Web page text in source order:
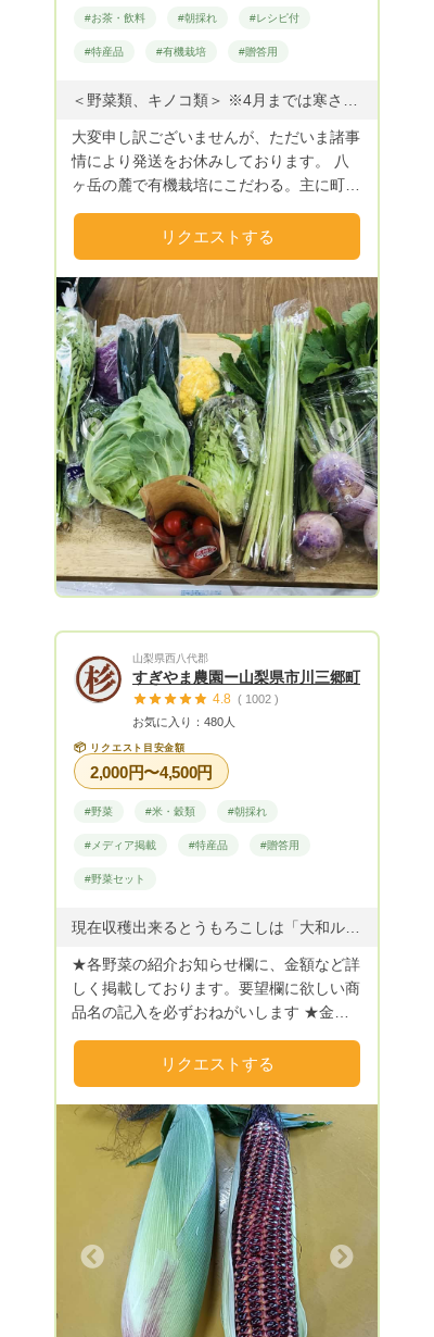
込めて、農園名を決めました。 私の野菜
て、美味しく食べて頂けますように。。。
開しています★ yui.papurikaで検索して
ね！
#お茶・飲料 #朝採れ #レシピ付
#特産品 #有機栽培 #贈答用
大変申し訳ございませんが、ただいま諸事
情により発送をお休みしております。 八
ヶ岳の麓で有機栽培にこだわる。主に町の
味しい空気や澄んだ水。 春は山菜。 夏は
高原野菜。 秋はキノコや根菜。 冬は凍み
豆腐。凍み大根。 ※冬場は葉物野菜をはじ
めとした新鮮お野菜はご用意ができませ
ん。 都会では中々みかけないものだった
り、馴染みのあるものでも味がうんと違っ
たりと面白い商品ばかりです。 一人でも
多くの方が小海町のお野菜に興味を持って
頂ければ幸いです。 ※）送料は別でお願い
します。 お願いがあります。商品ご希望
の際に、指定商品のみ希望される場合は、
その商品のみ希望と明記していただくとあ
りがたいです。 私どもは基本いろいろな
お野菜を扱っておりますので、お客様のお
好み野菜とお任せで構成しております。単
品を多く希望される場合は、物によっては
す。 誠に勝手ではございますが、下記に
配達日の現状をお知らせします。 ※）わず
かに対応可能でもすでに一杯になっている
（2月7日現在） ・２月９日着便：〇（対
応可能） ・２月１０日着便：×（すでに一
杯） ・２月１１～１７日着便以降～：
日着便以降～：〇（対応可能） ※）わずか
に対応可能でもすでに一杯になっている場
応可能でもすぐに一杯になる可能性があり
合がございます。 着便指定される場合
は、候補を2つ以上ご用意ください。
リクエストする
Next
山梨県西八代郡
すぎやま農園ー山梨県市川三郷町
4.8 ( 1002 )
お気に入り：480人
📦 リクエスト目安金額
2,000円〜4,500円
#野菜 #米・穀類 #朝採れ
#メディア掲載 #特産品 #贈答用
#野菜セット
★各野菜の紹介お知らせ欄に、金額など詳
しく掲載しております。要望欄に欲しい商
品名の記入を必ずおねがいします ★金額
させていただいております。 見合わない
金額の場合は、リクエストに応えられない
ので、ご注意ください ★リクエストは送
料別でお願いしております、送料込みでの
リクエストはご遠慮ください ★現在、日
中は農作業に追われているため、お問い合
わせ、承認作業は、夜になることが多くな
お野菜：キュウリ、トマト、ミニトマト、
ピーマン、ししとう、韓国とうがらし、じ
ゃがいも、玉ねぎ、赤玉ねぎ、ニンニク
リクエストする
Next